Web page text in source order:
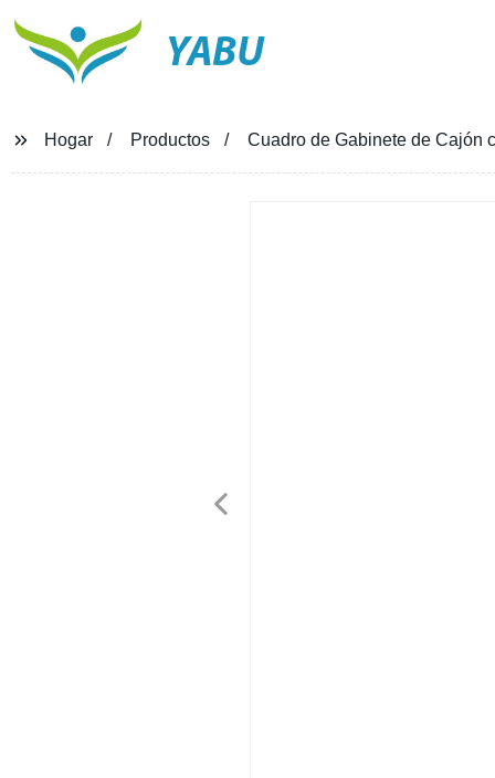
YABU
Hogar Productos Cuadro de Gabinete de Cajón